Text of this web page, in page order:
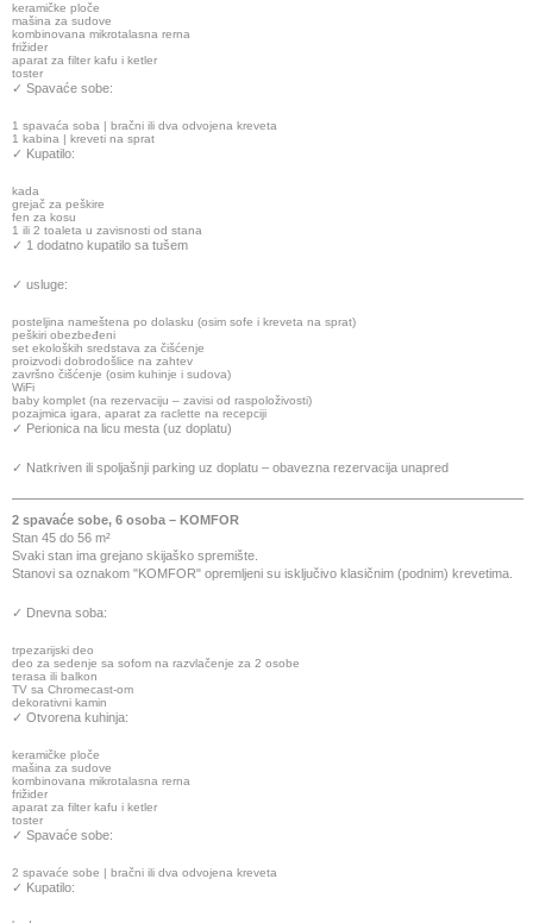
keramičke ploče
mašina za sudove
kombinovana mikrotalasna rerna
frižider
aparat za filter kafu i ketler
toster
✓ Spavaće sobe:
1 spavaća soba | bračni ili dva odvojena kreveta
1 kabina | kreveti na sprat
✓ Kupatilo:
kada
grejač za peškire
fen za kosu
1 ili 2 toaleta u zavisnosti od stana
✓ 1 dodatno kupatilo sa tušem
✓ usluge:
posteljina nameštena po dolasku (osim sofe i kreveta na sprat)
peškiri obezbeđeni
set ekoloških sredstava za čišćenje
proizvodi dobrodošlice na zahtev
završno čišćenje (osim kuhinje i sudova)
WiFi
baby komplet (na rezervaciju – zavisi od raspoloživosti)
pozajmica igara, aparat za raclette na recepciji
✓ Perionica na licu mesta (uz doplatu)
✓ Natkriven ili spoljašnji parking uz doplatu – obavezna rezervacija unapred
2 spavaće sobe, 6 osoba – KOMFOR
Stan 45 do 56 m²
Svaki stan ima grejano skijaško spremište.
Stanovi sa oznakom "KOMFOR" opremljeni su isključivo klasičnim (podnim) krevetima.
✓ Dnevna soba:
trpezarijski deo
deo za sedenje sa sofom na razvlačenje za 2 osobe
terasa ili balkon
TV sa Chromecast-om
dekorativni kamin
✓ Otvorena kuhinja:
keramičke ploče
mašina za sudove
kombinovana mikrotalasna rerna
frižider
aparat za filter kafu i ketler
toster
✓ Spavaće sobe:
2 spavaće sobe | bračni ili dva odvojena kreveta
✓ Kupatilo: